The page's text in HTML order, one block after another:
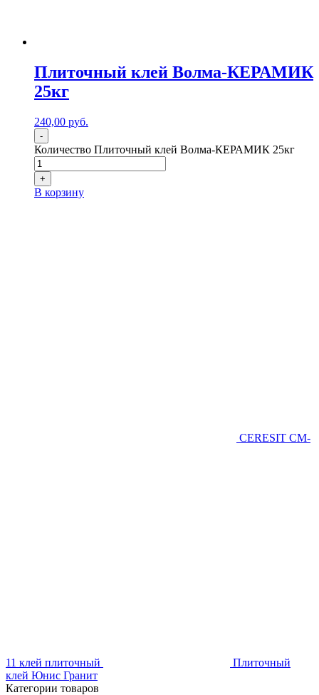
Плиточный клей Волма-КЕРАМИК
25кг
240,00 руб.
-
Количество Плиточный клей Волма-КЕРАМИК 25кг
+
В корзину
CERESIT CM-
11 клей плиточный
Плиточный
клей Юнис Гранит
Категории товаров